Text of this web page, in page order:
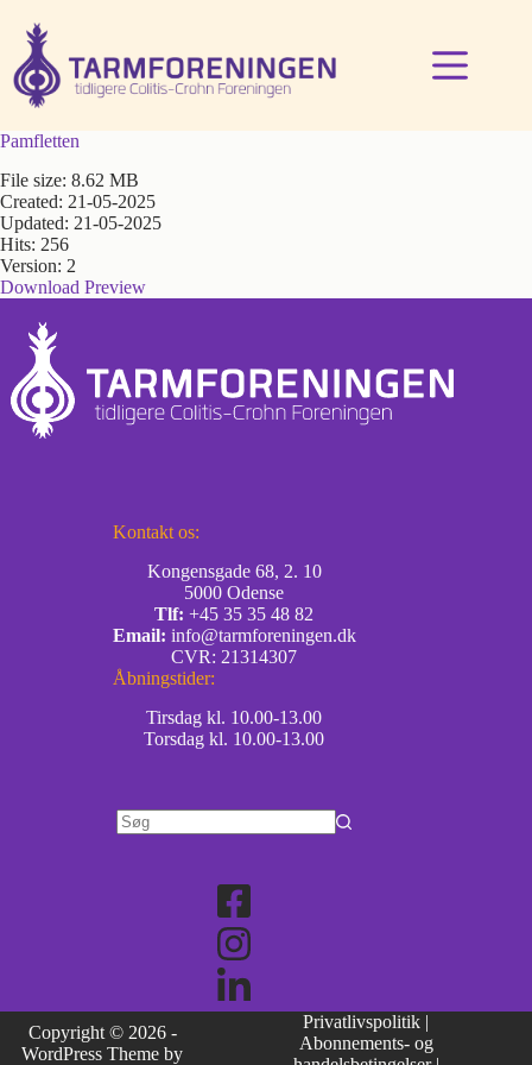
indhold
Pamfletten
File size: 8.62 MB
Created: 21-05-2025
Updated: 21-05-2025
Hits: 256
Version: 2
Download Preview
Kontakt os:
Kongensgade 68, 2. 10
5000 Odense
Tlf: +45 35 35 48 82
Email: info@tarmforeningen.dk
CVR: 21314307
Åbningstider:
Tirsdag kl. 10.00-13.00
Torsdag kl. 10.00-13.00
Copyright © 2026 -
WordPress Theme by
Privatlivspolitik |
Abonnements- og